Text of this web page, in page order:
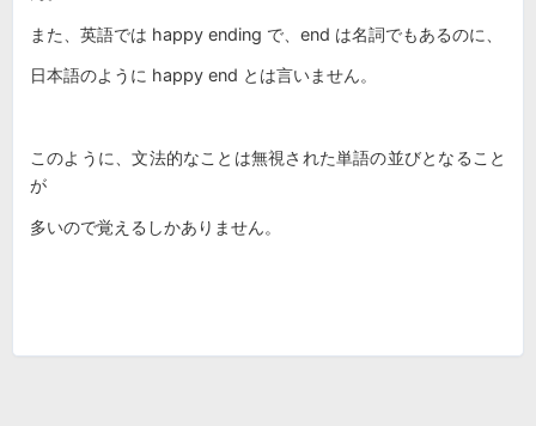
また、英語では happy ending で、end は名詞でもあるのに、
日本語のように happy end とは言いません。
このように、文法的なことは無視された単語の並びとなること
が
多いので覚えるしかありません。